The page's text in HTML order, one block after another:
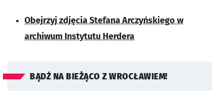
Obejrzyj zdjęcia Stefana Arczyńskiego w
archiwum Instytutu Herdera
BĄDŹ NA BIEŻĄCO Z WROCŁAWIEM!